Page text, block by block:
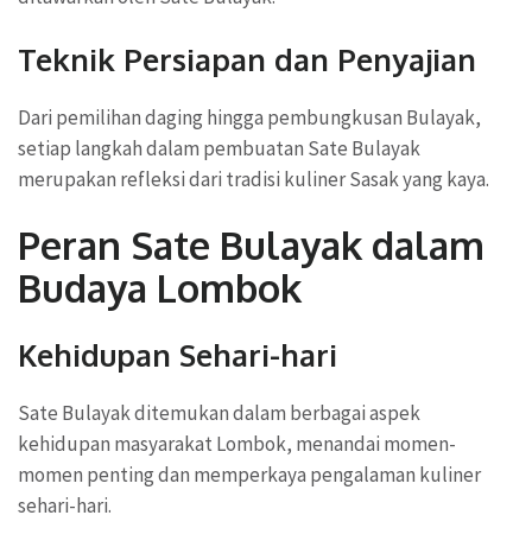
Teknik Persiapan dan Penyajian
Dari pemilihan daging hingga pembungkusan Bulayak,
setiap langkah dalam pembuatan Sate Bulayak
merupakan refleksi dari tradisi kuliner Sasak yang kaya.
Peran Sate Bulayak dalam
Budaya Lombok
Kehidupan Sehari-hari
Sate Bulayak ditemukan dalam berbagai aspek
kehidupan masyarakat Lombok, menandai momen-
momen penting dan memperkaya pengalaman kuliner
sehari-hari.